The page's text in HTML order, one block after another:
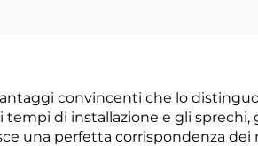
Puro per
Retro Divano
convincenti che lo
di installazione e gli sprechi,
una perfetta corrispondenza